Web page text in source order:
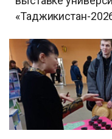
«Таджикистан-